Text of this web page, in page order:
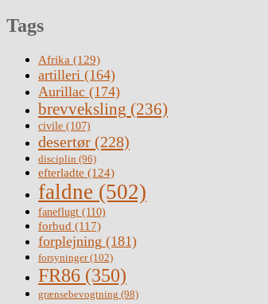
Tags
Afrika (129)
artilleri (164)
Aurillac (174)
brevveksling (236)
civile (107)
desertør (228)
disciplin (96)
efterladte (124)
faldne (502)
faneflugt (110)
forbud (117)
forplejning (181)
forsyninger(102)
FR86 (350)
grænsebevogtning (98)